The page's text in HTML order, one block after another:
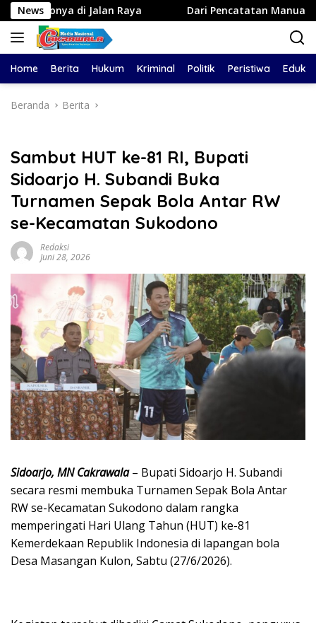
Langsung
ke
konten
News
Raya Dari Pencatatan Manual ke Sistem Digital,
Home Berita Hukum Kriminal Politik Peristiwa
Beranda Berita
Sambut HUT ke-81 RI, Bupati
Sidoarjo H. Subandi Buka
Turnamen Sepak Bola Antar RW
se-Kecamatan Sukodono
Redaksi
Juni 28, 2026
Sidoarjo, MN Cakrawala– Bupati Sidoarjo H. Subandi
secara resmi membuka Turnamen Sepak Bola Antar
RW se-Kecamatan Sukodono dalam rangka
memperingati Hari Ulang Tahun (HUT) ke-81
Kemerdekaan Republik Indonesia di lapangan bola
Desa Masangan Kulon, Sabtu (27/6/2026).